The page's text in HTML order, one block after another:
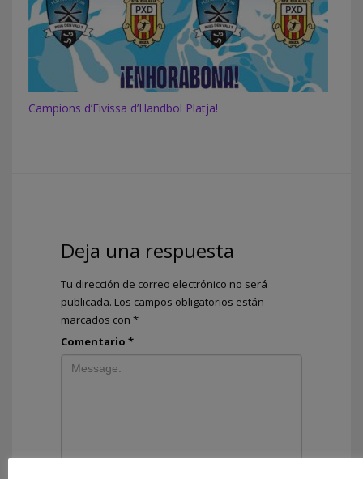
Campions d’Eivissa d’Handbol Platja!
Deja una respuesta
Tu dirección de correo electrónico no será
publicada. Los campos obligatorios están
marcados con *
Comentario *